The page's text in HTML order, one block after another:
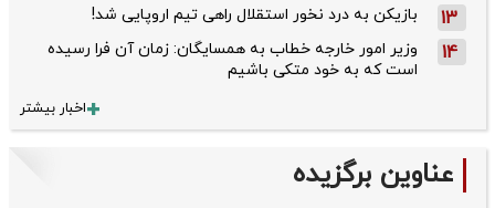
13 بازیکن به درد نخور استقلال راهی تیم اروپایی شد!
14
وزیر امور خارجه خطاب به همسایگان: زمان آن فرا رسیده
است که به خود متکی باشیم
اخبار بیشتر
عناوین برگزیده